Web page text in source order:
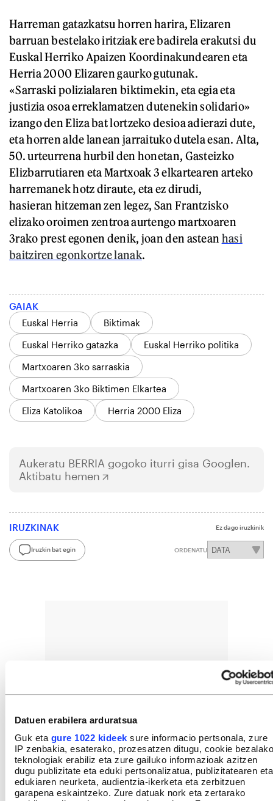
Datuen erabilera arduratsua
Guk eta gure 1022 kideek sure informacio pertsonala, zure
IP zenbakia, esaterako, prozesatzen ditugu, cookie bezalako
teknologiak erabiliz eta zure gailuko informazioak azitzen
dugu publizitate eta eduki pertsonalizatua, publizitatearen eta
edukiaren neurketa, audientzia-ikerketa eta zerbitzuen
garapena eskaintzeko. Zure datuak nork eta zertarako
Harreman gatazkatsu horren harira, Elizaren
barruan bestelako iritziak ere badirela erakutsi du
Euskal Herriko Apaizen Koordinakundearen eta
Herria 2000 Elizaren gaurko gutunak.
«Sarraski polizialaren biktimekin, eta egia eta
justizia osoa erreklamatzen dutenekin solidario»
izango den Eliza bat lortzeko desioa adierazi dute,
eta horren alde lanean jarraituko dutela esan. Alta,
50. urteurrena hurbil den honetan, Gasteizko
Elizbarrutiaren eta Martxoak 3 elkartearen arteko
harremanek hotz diraute, eta ez dirudi,
hasieran hitzeman zen legez, San Frantzisko
elizako oroimen zentroa aurtengo martxoaren
3rako prest egonen denik, joan den astean hasi
baitziren egonkortze lanak.
GAIAK
Euskal Herria
Biktimak
Euskal Herriko gatazka
Euskal Herriko politika
Martxoaren 3ko sarraskia
Martxoaren 3ko Biktimen Elkartea
Eliza Katolikoa
Herria 2000 Eliza
Aukeratu BERRIA gogoko iturri gisa Googlen.
Aktibatu hemen
IRUZKINAK Ez dago iruzkinik
Iruzkin bat egin ORDENATU